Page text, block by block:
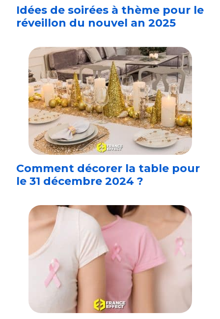
Idées de soirées à thème pour le
réveillon du nouvel an 2025
Comment décorer la table pour
le 31 décembre 2024 ?